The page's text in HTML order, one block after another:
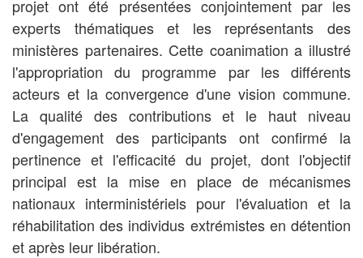
projet ont été présentées conjointement par les
experts thématiques et les représentants des
ministères partenaires. Cette coanimation a illustré
l'appropriation du programme par les différents
acteurs et la convergence d'une vision commune.
La qualité des contributions et le haut niveau
d'engagement des participants ont confirmé la
pertinence et l'efficacité du projet, dont l'objectif
principal est la mise en place de mécanismes
nationaux interministériels pour l'évaluation et la
réhabilitation des individus extrémistes en détention
et après leur libération.